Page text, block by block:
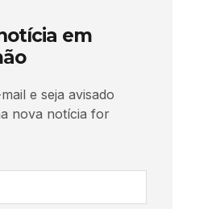
em
e seja avisado
nova notícia for